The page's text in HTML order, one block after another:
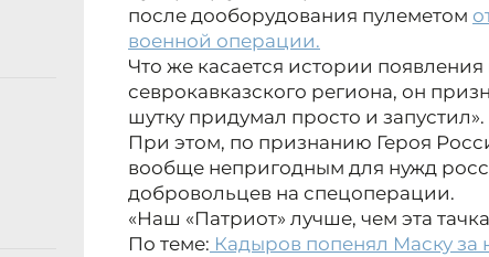
после дооборудования пулеметом
военной операции.
Что же касается истории появления
севрокавказского региона, он
шутку придумал просто и запустил».
При этом, по признанию Героя
вообще непригодным для нужд
добровольцев на спецоперации.
«Наш «Патриот» лучше, чем эта
По теме: Кадыров попенял Маску за